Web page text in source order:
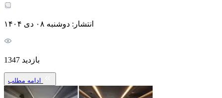
انتشار: دوشنبه ۰۸ دی ۱۴۰۴
بازدید 1347
ادامه مطلب